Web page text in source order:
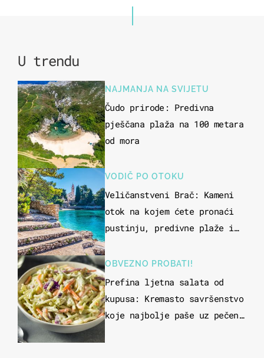
U trendu
NAJMANJA NA SVIJETU
Čudo prirode: Predivna
pješčana plaža na 100 metara
od mora
VODIČ PO OTOKU
Veličanstveni Brač: Kameni
otok na kojem ćete pronaći
pustinju, predivne plaže i
OBVEZNO PROBATI!
Prefina ljetna salata od
kupusa: Kremasto savršenstvo
koje najbolje paše uz pečeno